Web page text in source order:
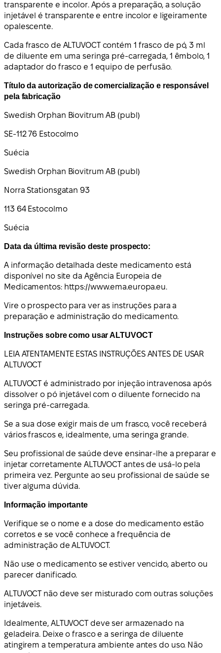
transparente e incolor. Após a preparação, a solução
injetável é transparente e entre incolor e ligeiramente
opalescente.
Cada frasco de ALTUVOCT contém 1 frasco de pó, 3 ml
de diluente em uma seringa pré-carregada, 1 êmbolo, 1
adaptador do frasco e 1 equipo de perfusão.
Título da autorização de comercialização e responsável
pela fabricação
Swedish Orphan Biovitrum AB (publ)
SE-112 76 Estocolmo
Suécia
Swedish Orphan Biovitrum AB (publ)
Norra Stationsgatan 93
113 64 Estocolmo
Suécia
Data da última revisão deste prospecto:
A informação detalhada deste medicamento está
disponível no site da Agência Europeia de
Medicamentos: https://www.ema.europa.eu.
Vire o prospecto para ver as instruções para a
preparação e administração do medicamento.
Instruções sobre como usar ALTUVOCT
LEIA ATENTAMENTE ESTAS INSTRUÇÕES ANTES DE USAR
ALTUVOCT
ALTUVOCT é administrado por injeção intravenosa após
dissolver o pó injetável com o diluente fornecido na
seringa pré-carregada.
Se a sua dose exigir mais de um frasco, você receberá
vários frascos e, idealmente, uma seringa grande.
Seu profissional de saúde deve ensinar-lhe a preparar e
injetar corretamente ALTUVOCT antes de usá-lo pela
primeira vez. Pergunte ao seu profissional de saúde se
tiver alguma dúvida.
Informação importante
Verifique se o nome e a dose do medicamento estão
corretos e se você conhece a frequência de
administração de ALTUVOCT.
Não use o medicamento se estiver vencido, aberto ou
parecer danificado.
ALTUVOCT não deve ser misturado com outras soluções
injetáveis.
Idealmente, ALTUVOCT deve ser armazenado na
geladeira. Deixe o frasco e a seringa de diluente
atingirem a temperatura ambiente antes do uso. Não